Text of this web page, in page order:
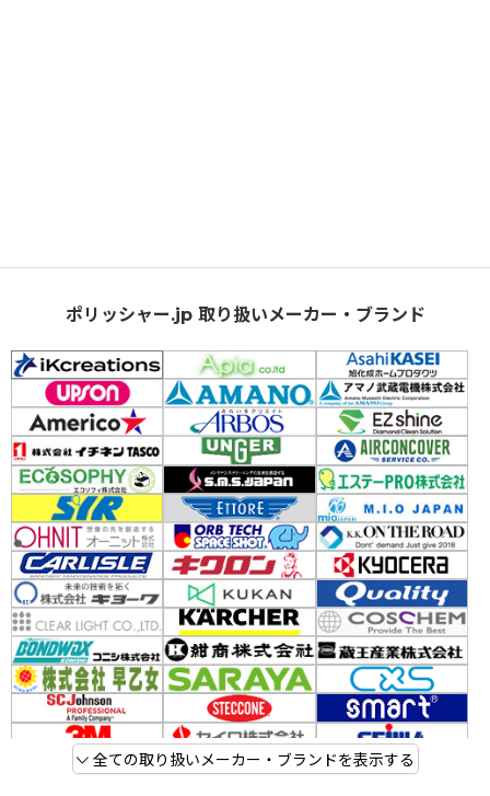
ポリッシャー.jp 取り扱いメーカー・ブランド
全ての取り扱いメーカー・ブランドを表示する